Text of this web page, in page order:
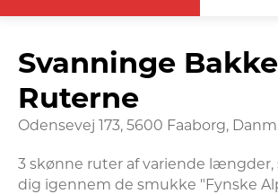
Svanninge
Ruterne
Odensevej 173, 5600 Faaborg,
3 skønne ruter af variende længder,
dig igennem de smukke "Fynske